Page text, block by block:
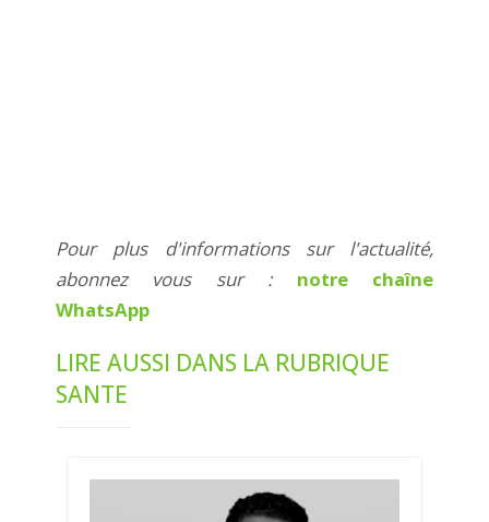
Pour plus d'informations sur l'actualité,
abonnez vous sur : notre chaîne
WhatsApp
LIRE AUSSI DANS LA RUBRIQUE
SANTE